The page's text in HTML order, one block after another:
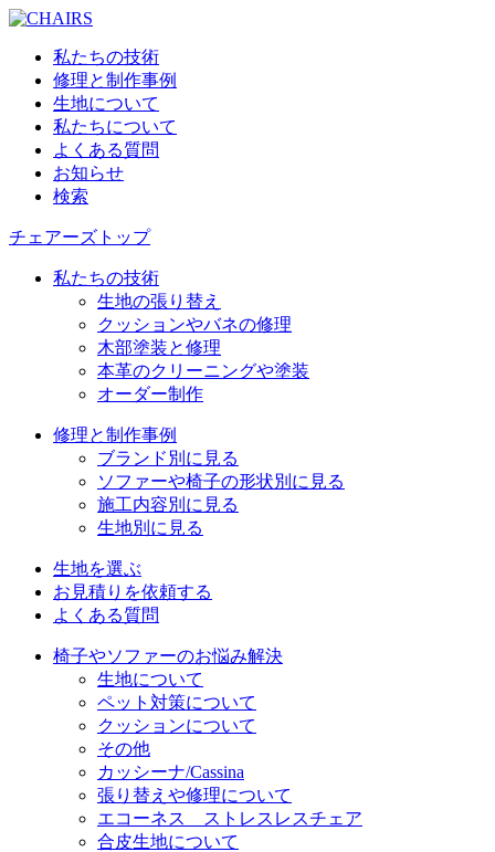
私たちの技術
修理と制作事例
生地について
私たちについて
よくある質問
お知らせ
検索
チェアーズトップ
私たちの技術
生地の張り替え
クッションやバネの修理
木部塗装と修理
本革のクリーニングや塗装
オーダー制作
修理と制作事例
ブランド別に見る
ソファーや椅子の形状別に見る
施工内容別に見る
生地別に見る
生地を選ぶ
お見積りを依頼する
よくある質問
椅子やソファーのお悩み解決
生地について
ペット対策について
クッションについて
その他
カッシーナ/Cassina
張り替えや修理について
エコーネス ストレスレスチェア
合皮生地について